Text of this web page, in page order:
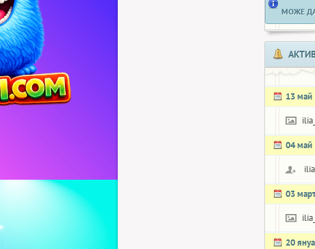
МОЖЕ
13 май
04 май
03 март
20